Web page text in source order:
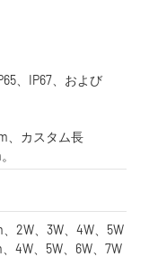
、IP67、および
、カスタム長
、2W、3W、4W、5W
4W、5W、6W、7W